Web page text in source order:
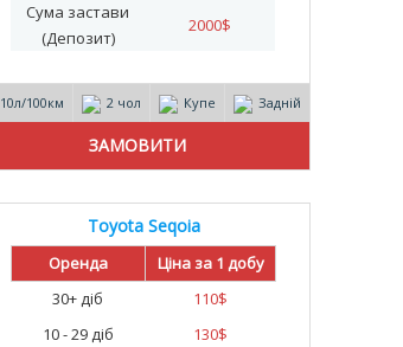
Сума застави
(Депозит)
2000$
10л/100км 2 чол Купе Задній
Toyota Seqoia
Оренда
Ціна за 1 добу
30+ діб
110$
10 - 29 діб
130$